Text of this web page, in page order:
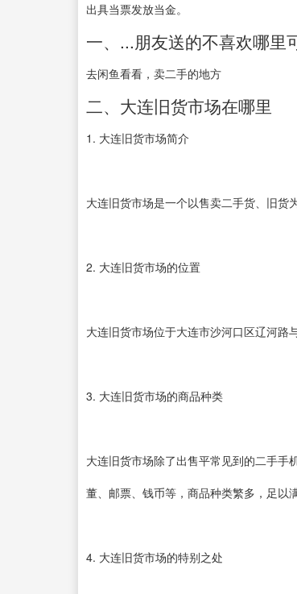
出具当票发放当金。
一、...朋友送的不喜欢哪里
去闲鱼看看，卖二手的地方
二、大连旧货市场在哪里
1. 大连旧货市场简介
大连旧货市场是一个以售卖二手货、旧货
2. 大连旧货市场的位置
大连旧货市场位于大连市沙河口区辽河路
3. 大连旧货市场的商品种类
大连旧货市场除了出售平常见到的二手手
董、邮票、钱币等，商品种类繁多，足以
4. 大连旧货市场的特别之处